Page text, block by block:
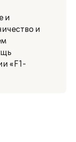
и
и
«F1-